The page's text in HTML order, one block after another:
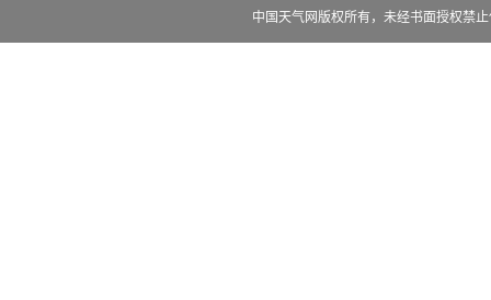
中国天气网版权所有，未经书面授权